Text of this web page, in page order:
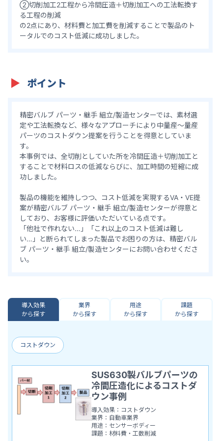
②切削加工2工程から冷間圧造＋切削加工への工法転換す
る工程の削減
の2点にあり、材料費と加工費を削減することで製品のト
ータルでのコスト低減に成功しました。
ポイント
精密バルブ パーツ・継手 組立/製造センターでは、素材選
定や工法転換など、様々なアプローチにより中量産～量産
パーツのコストダウン提案を行うことを得意としていま
す。
本事例では、全切削としていた所を冷間圧造＋切削加工と
することで材料ロスの低減ならびに、加工時間の短縮に成
功しました。
製品の機能を維持しつつ、コスト低減を実現するVA・VE提
案が精密バルブ パーツ・継手 組立/製造センターが得意と
しており、お客様に評価いただいている点です。
「他社で作れない…」「これ以上のコスト低減は難し
い…」と断られてしまった製品でお困りの方は、精密バル
ブ パーツ・継手 組立/製造センターにお問い合わせくださ
い。
導入効果
から探す
業界
から探す
用途
から探す
課題
から探す
コストダウン
SUS630製バルブパーツの
冷間圧造化によるコストダ
ウン事例
導入効果：コストダウン
業界：自動車業界
用途：センサーボディー
課題：材料費・工数削減